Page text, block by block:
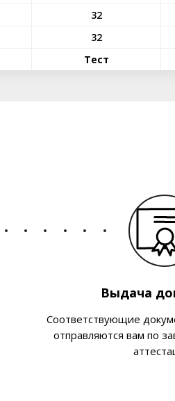
32
32
Тест
Выдача
Соответствующие
отправляются вам по